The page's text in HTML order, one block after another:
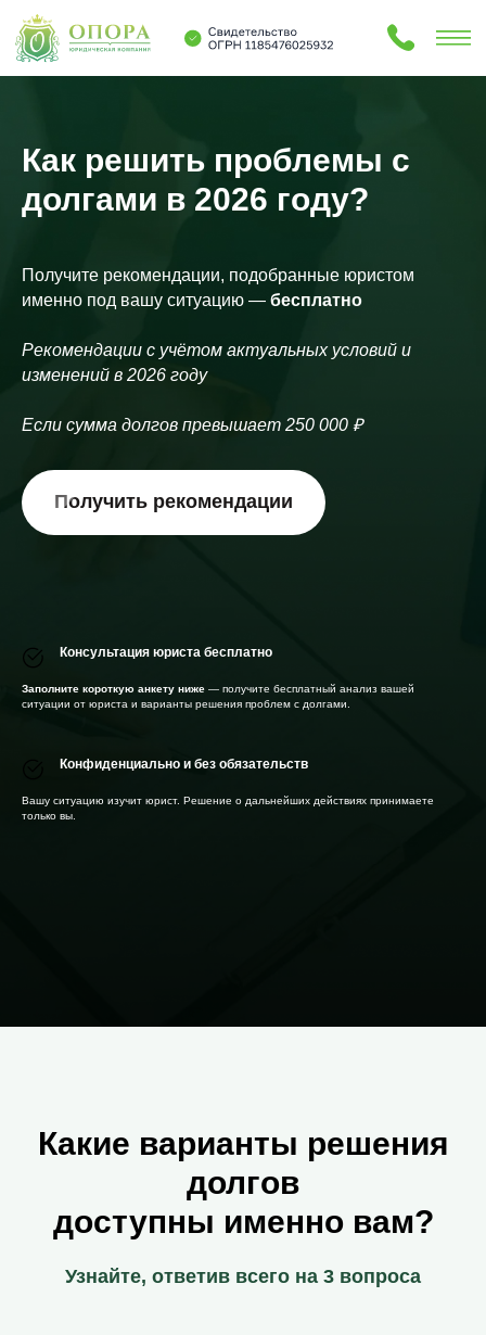
Услуги Блог О нас Контакты
Как решить проблемы с
долгами в 2026 году?
Получите рекомендации, подобранные юристом
именно под вашу ситуацию — бесплатно
Рекомендации с учётом актуальных условий и
изменений в 2026 году
Если сумма долгов превышает 250 000 ₽
Получить рекомендации
Консультация юриста бесплатно
Заполните короткую анкету ниже — получите бесплатный анализ вашей
ситуации от юриста и варианты решения проблем с долгами.
Конфиденциально и без обязательств
Вашу ситуацию изучит юрист. Решение о дальнейших действиях принимаете
только вы.
Какие варианты решения
долгов
доступны именно вам?
Узнайте, ответив всего на 3 вопроса